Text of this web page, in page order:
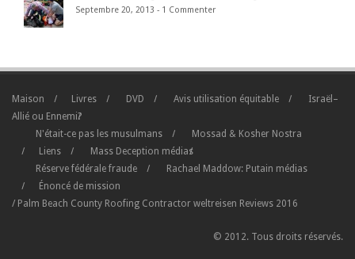
Septembre 20, 2013 - 1 Commenter
Maison Livres DVD Avis utilisation équitable
Israël–
Allié ou Ennemi?
N'était-ce pas les musulmans
Mossad & Kosher Nostra
Liens
Mass Deception médias
Réserve fédérale fraude
Rachael Maddow: Putain médias
Énoncé de mission
/ Palm Beach County Roofing Contractor weltreisen Reviews 2016
© 2012. Tous droits réservés.